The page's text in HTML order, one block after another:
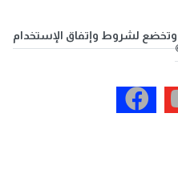
لشروط وإتفاق الإستخدام